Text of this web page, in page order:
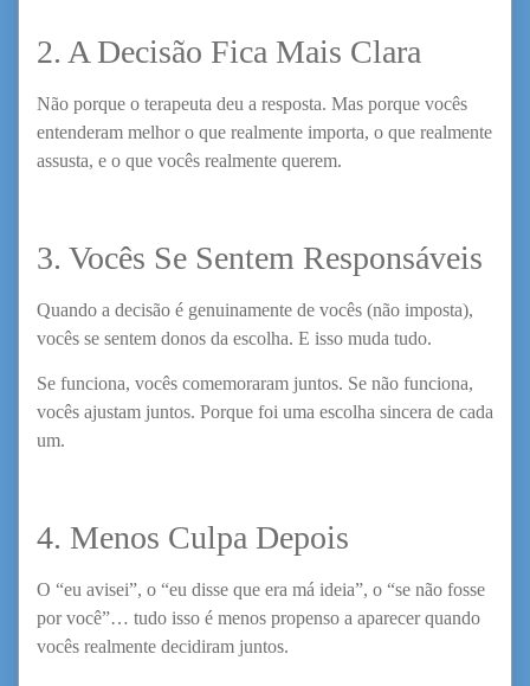
2. A Decisão Fica Mais Clara
Não porque o terapeuta deu a resposta. Mas porque vocês
entenderam melhor o que realmente importa, o que realmente
assusta, e o que vocês realmente querem.
3. Vocês Se Sentem Responsáveis
Quando a decisão é genuinamente de vocês (não imposta),
vocês se sentem donos da escolha. E isso muda tudo.
Se funciona, vocês comemoraram juntos. Se não funciona,
vocês ajustam juntos. Porque foi uma escolha sincera de cada
um.
4. Menos Culpa Depois
O “eu avisei”, o “eu disse que era má ideia”, o “se não fosse
por você”… tudo isso é menos propenso a aparecer quando
vocês realmente decidiram juntos.